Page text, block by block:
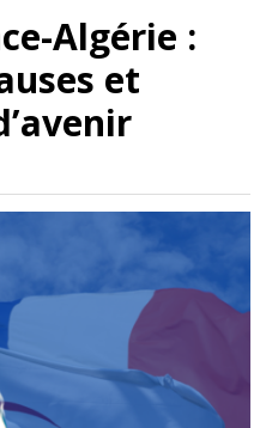
Algérie :
et